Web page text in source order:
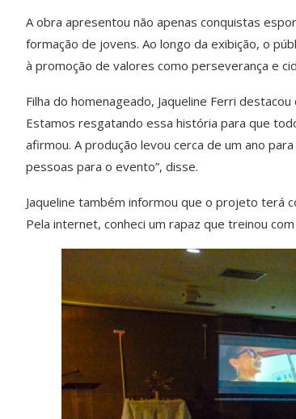
A obra apresentou não apenas conquistas
formação de jovens. Ao longo da exibição, o
à promoção de valores como perseverança e
Filha do homenageado, Jaqueline Ferri
Estamos resgatando essa história para que
afirmou. A produção levou cerca de um ano
pessoas para o evento”, disse.
Jaqueline também informou que o projeto terá
Pela internet, conheci um rapaz que treinou